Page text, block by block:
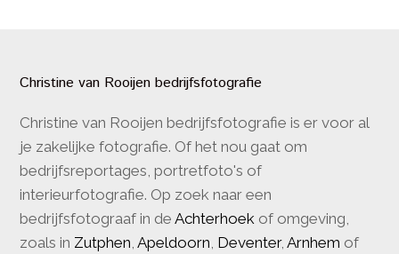
Christine van Rooijen bedrijfsfotografie
Christine van Rooijen bedrijfsfotografie is er voor al
je zakelijke fotografie. Of het nou gaat om
bedrijfsreportages, portretfoto's of
interieurfotografie. Op zoek naar een
bedrijfsfotograaf in deAchterhoek of omgeving,
zoals in Zutphen,Apeldoorn, Deventer,Arnhem of